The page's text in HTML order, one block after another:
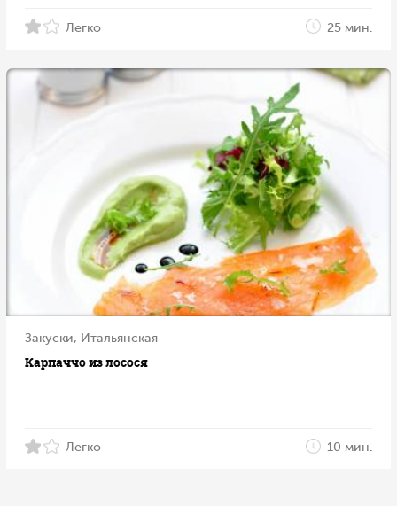
Легко 25 мин.
Закуски, Итальянская
Карпаччо из лосося
Легко 10 мин.